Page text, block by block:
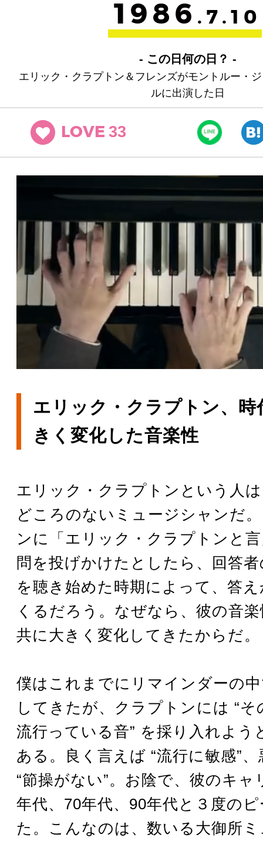
1986 .7.10
- この日何の日？ -
エリック・クラプトン＆フレンズがモントルー・
ルに出演した日
LOVE 33
エリック・クラプトン、時
きく変化した音楽性
エリック・クラプトンという人
どころのないミュージシャンだ
ンに「エリック・クラプトンと
問を投げかけたとしたら、回答
を聴き始めた時期によって、答
くるだろう。なぜなら、彼の音
共に大きく変化してきたからだ。
僕はこれまでにリマインダーの
してきたが、クラプトンには “そ
流行っている音” を採り入れよう
ある。良く言えば “流行に敏感”
“節操がない”。お陰で、彼のキャ
年代、70年代、90年代と３度の
た。こんなのは、数いる大御所